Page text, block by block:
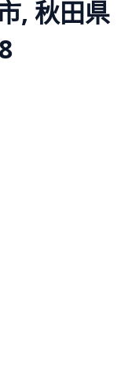
, 秋田県